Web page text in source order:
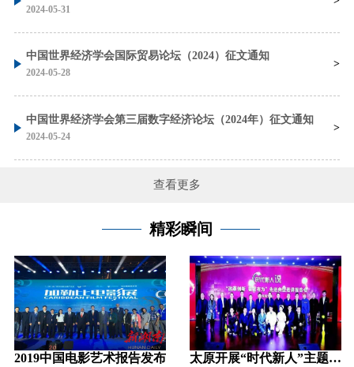
2024-05-31
中国世界经济学会国际贸易论坛（2024）征文通知
2024-05-28
中国世界经济学会第三届数字经济论坛（2024年）征文通知
2024-05-24
查看更多
精彩瞬间
2019中国电影艺术报告发布 太原开展“时代新人”主题活动汇聚奋斗力量